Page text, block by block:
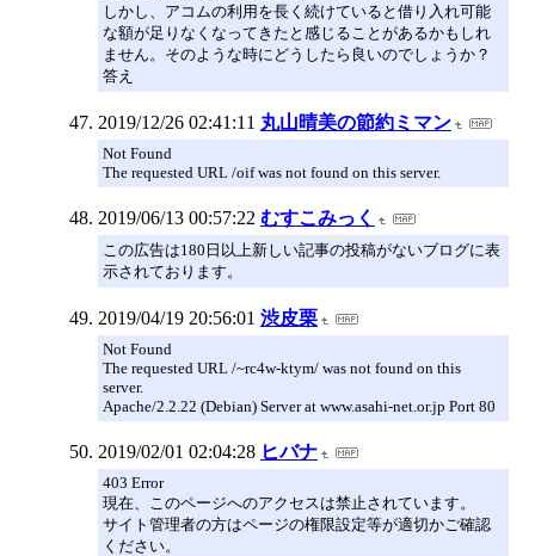
しかし、アコムの利用を長く続けていると借り入れ可能
な額が足りなくなってきたと感じることがあるかもしれ
ません。そのような時にどうしたら良いのでしょうか？
答え
2019/12/26 02:41:11 丸山晴美の節約ミマン
Not Found
The requested URL /oif was not found on this server.
2019/06/13 00:57:22 むすこみっく
この広告は180日以上新しい記事の投稿がないブログに表
示されております。
2019/04/19 20:56:01 渋皮栗
Not Found
The requested URL /~rc4w-ktym/ was not found on this
server.
Apache/2.2.22 (Debian) Server at www.asahi-net.or.jp Port 80
2019/02/01 02:04:28 ヒバナ
403 Error
現在、このページへのアクセスは禁止されています。
サイト管理者の方はページの権限設定等が適切かご確認
ください。